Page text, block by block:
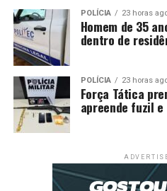
POLÍCIA 23 horas
Homem de 35
dentro de
POLÍCIA 23 horas
Força Tática
apreende fuzil